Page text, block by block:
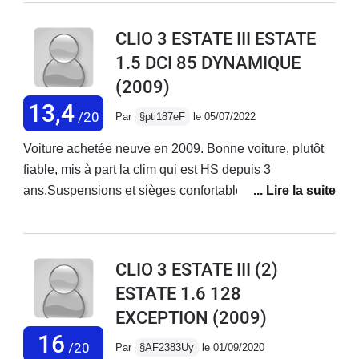
13,4/20
CLIO 3 ESTATE III ESTATE
1.5 DCI 85 DYNAMIQUE
(2009)
Par §pti187eF le 05/07/2022
Voiture achetée neuve en 2009. Bonne voiture, plutôt
fiable, mis à part la clim qui est HS depuis 3
ans.Suspensions et sièges confortables. Moteur
polyvalente pour envisager les grands trajets sur
ressentir : - revêtement des commodos qui se décolle-
support de pare-soleil qui se déboîte- faux-cuir du
volant qui s’effrite
16 /20
CLIO 3 ESTATE III (2)
ESTATE 1.6 128
EXCEPTION (2009)
Par §AF2383Uy le 01/09/2020